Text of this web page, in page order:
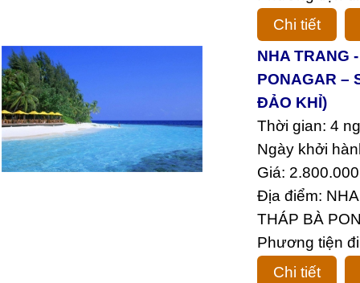
Chi tiết
NHA TRANG
PONAGAR –
ĐẢO KHỈ)
Thời gian: 4
Ngày khởi
Giá: 2.800.000
Địa điểm:
THÁP BÀ
Phương tiện
Chi tiết